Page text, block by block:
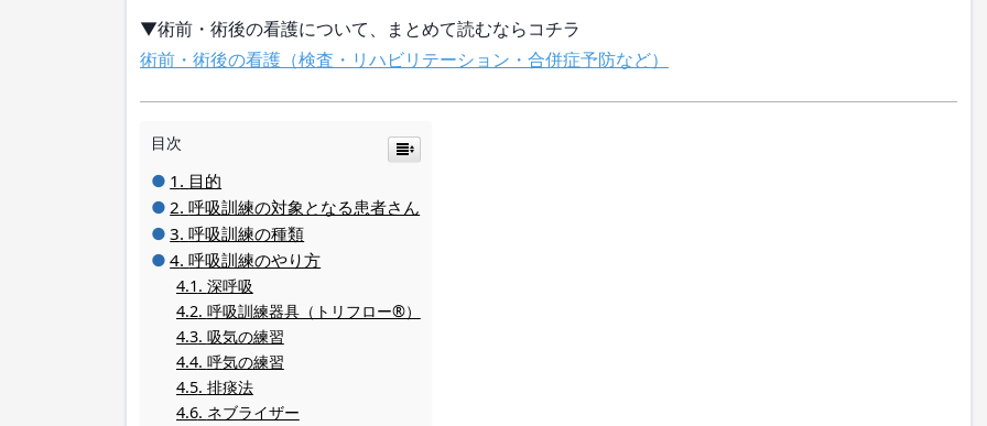
▼術前・術後の看護について、まとめて読むならコチラ
術前・術後の看護（検査・リハビリテーション・合併症予防など）
目次
目的
呼吸訓練の対象となる患者さん
呼吸訓練の種類
呼吸訓練のやり方
深呼吸
呼吸訓練器具（トリフロー®）
吸気の練習
呼気の練習
排痰法
ネブライザー